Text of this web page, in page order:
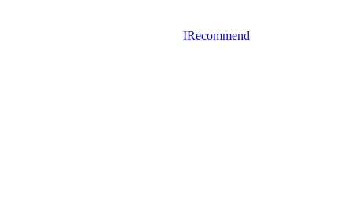
IRecommend